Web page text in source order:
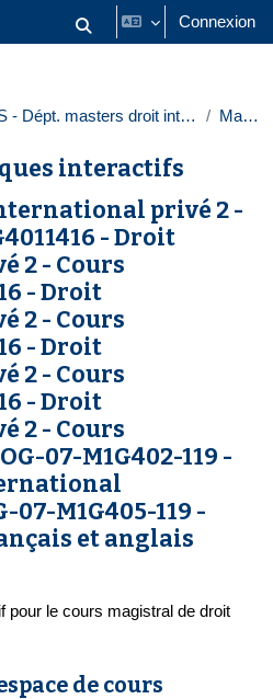
Activer/désactiver la saisie
Connexion
EDS - Dépt. masters droit intern. europ. Masters
interactifs
privé 2 -
- Droit
2 - Cours
- Droit
2 - Cours
- Droit
2 - Cours
- Droit
2 - Cours
07-M1G402-119 -
07-M1G405-119 -
et anglais
pour le cours magistral de droit
de cours